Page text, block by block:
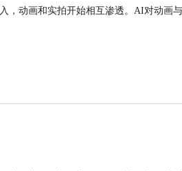
，动画和实拍开始相互渗透。AI对动画